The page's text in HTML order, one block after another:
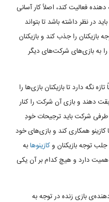
دهنده فعالیت کند، اصلاً کار آسانی
در نظر داشته باشد تا بتواند
بازیکنان را جذب کند و بازیکنان
به بازی‌های شرکت‌های دیگر
نگه دارد تا بازیکنان بازی‌ها را
دهند و بازی آن شرکت را کنار
طرفی شرکت باید ترجیحات خودِ
کازینو همکاری کند و بازی‌های خود
جلب توجه بازیکنان وکازینوهابه
دارد و هیچ کدام بر آن یکی
بازی زنده در توجه به